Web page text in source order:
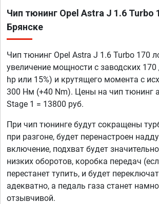
Чип тюнинг Opel Astra J 1.6 Turbo
Брянске
Чип тюнинг Opel Astra J 1.6 Turbo 170
увеличение мощности с заводских 170
hp или 15%) и крутящего момента с
300 Нм (+40 Nm). Цены на чип тюнинг
Stage 1 = 13800 руб.
При чип тюнинге будут сокращены
при разгоне, будет перенастроен
включение, подхват будет
низких оборотов, коробка передач
перестанет тупить, и будет
адекватно, а педаль газа станет
отзывчивой.